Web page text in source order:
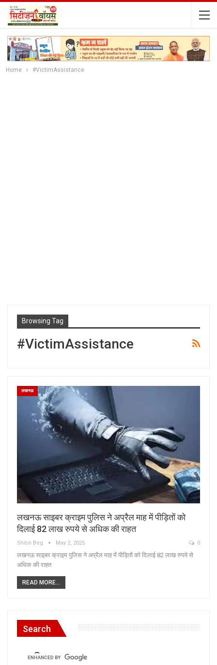
Home #VictimAssistance
Browsing Tag
#VictimAssistance
लखनऊ
लखनऊ साइबर क्राइम पुलिस ने अप्रैल माह में पीड़ितों को
दिलाई 82 लाख रुपये से अधिक की राहत
Shibli Beg May 2, 2025 0
लखनऊ साइबर क्राइम पुलिस ने अप्रैल माह में पीड़ितों को दिलाई 82 लाख रुपये से
अधिक की राहत
READ MORE...
Search